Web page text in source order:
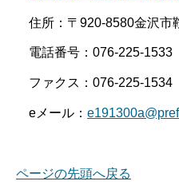
住所：〒920-8580金沢市
電話番号：076-225-1533
ファクス：076-225-1534
eメール：
ページの先頭へ戻る